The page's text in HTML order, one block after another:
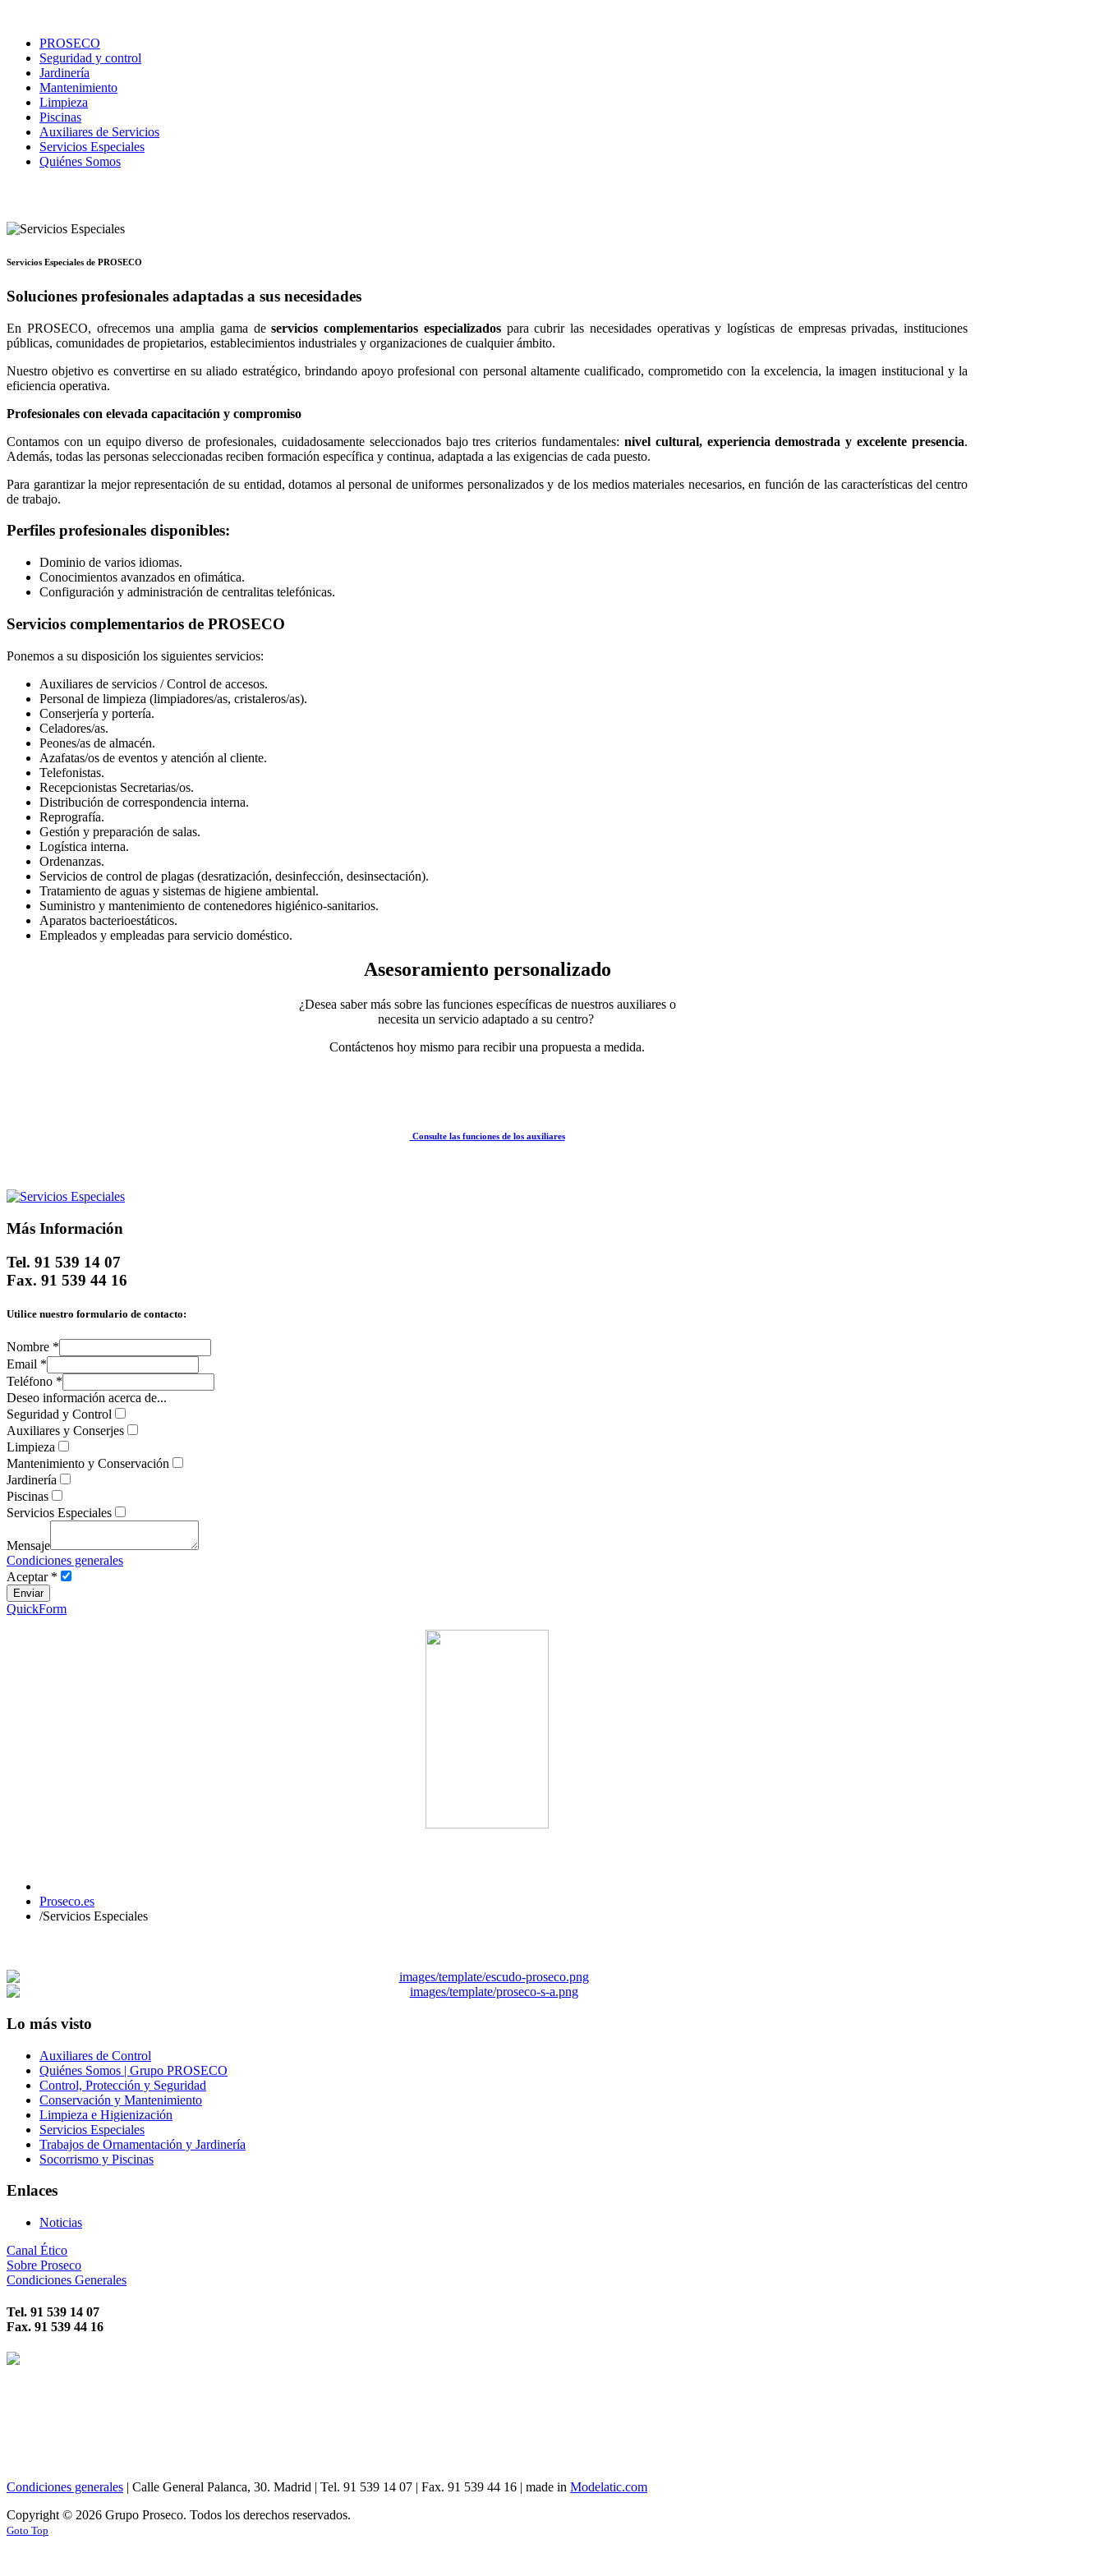
PROSECO
Seguridad y control
Jardinería
Mantenimiento
Limpieza
Piscinas
Auxiliares de Servicios
Servicios Especiales
Quiénes Somos
Servicios Especiales de PROSECO
Soluciones profesionales adaptadas a sus necesidades
En PROSECO, ofrecemos una amplia gama deservicios complementarios especializadospara cubrir las necesidades operativas y logísticas de empresas privadas, instituciones
públicas, comunidades de propietarios, establecimientos industriales y organizaciones de cualquier ámbito.
Nuestro objetivo es convertirse en su aliado estratégico, brindando apoyo profesional con personal altamente cualificado, comprometido con la excelencia, la imagen institucional y la
eficiencia operativa.
Profesionales con elevada capacitación y compromiso
Contamos con un equipo diverso de profesionales, cuidadosamente seleccionados bajo tres criterios fundamentales: nivel cultural, experiencia demostrada y excelente presencia.
Además, todas las personas seleccionadas reciben formación específica y continua, adaptada a las exigencias de cada puesto.
Para garantizar la mejor representación de su entidad, dotamos al personal de uniformes personalizados y de los medios materiales necesarios, en función de las características del centro
de trabajo.
Perfiles profesionales disponibles:
Dominio de varios idiomas.
Conocimientos avanzados en ofimática.
Configuración y administración de centralitas telefónicas.
Servicios complementarios de PROSECO
Ponemos a su disposición los siguientes servicios:
Auxiliares de servicios / Control de accesos.
Personal de limpieza (limpiadores/as, cristaleros/as).
Conserjería y portería.
Celadores/as.
Peones/as de almacén.
Azafatas/os de eventos y atención al cliente.
Telefonistas.
Recepcionistas Secretarias/os.
Distribución de correspondencia interna.
Reprografía.
Gestión y preparación de salas.
Logística interna.
Ordenanzas.
Servicios de control de plagas (desratización, desinfección, desinsectación).
Tratamiento de aguas y sistemas de higiene ambiental.
Suministro y mantenimiento de contenedores higiénico-sanitarios.
Aparatos bacterioestáticos.
Empleados y empleadas para servicio doméstico.
Asesoramiento personalizado
¿Desea saber más sobre las funciones específicas de nuestros auxiliares o
necesita un servicio adaptado a su centro?
Contáctenos hoy mismo para recibir una propuesta a medida.
Consulte las funciones de los auxiliares
Más Información
Tel. 91 539 14 07
Fax. 91 539 44 16
Utilice nuestro formulario de contacto:
Nombre *
Email *
Teléfono *
Deseo información acerca de...
Seguridad y Control
Auxiliares y Conserjes
Limpieza
Mantenimiento y Conservación
Jardinería
Piscinas
Servicios Especiales
Mensaje
Condiciones generales
Aceptar *
QuickForm
Proseco.es
/Servicios Especiales
Lo más visto
Auxiliares de Control
Quiénes Somos | Grupo PROSECO
Control, Protección y Seguridad
Conservación y Mantenimiento
Limpieza e Higienización
Servicios Especiales
Trabajos de Ornamentación y Jardinería
Socorrismo y Piscinas
Enlaces
Noticias
Canal Ético
Sobre Proseco
Condiciones Generales
Tel. 91 539 14 07
Fax. 91 539 44 16
Condiciones generales Calle General Palanca, 30. Madrid | Tel. 91 539 14 07 | Fax. 91 539 44 16 | made in Modelatic.com
Copyright © 2026 Grupo Proseco. Todos los derechos reservados.
Goto Top